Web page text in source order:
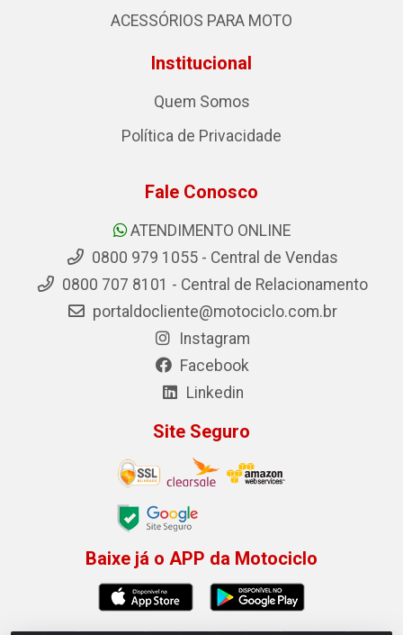
ACESSÓRIOS PARA MOTO
Institucional
Quem Somos
Política de Privacidade
Fale Conosco
ATENDIMENTO ONLINE
0800 979 1055 - Central de Vendas
0800 707 8101 - Central de Relacionamento
portaldocliente@motociclo.com.br
Instagram
Facebook
Linkedin
Site Seguro
Baixe já o APP da Motociclo